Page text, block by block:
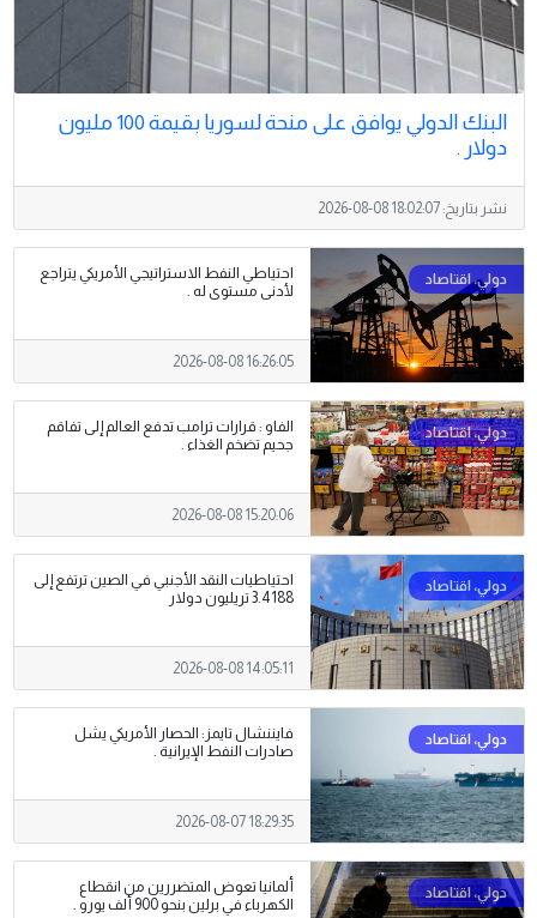
البنك الدولي يوافق على منحة لسوريا بقيمة 100 مليون
دولار .
نشر بتاريخ:2026-08-08 18:02:07
احتياطي النفط الاستراتيجي الأمريكي يتراجع
لأدنى مستوى له .
2026-08-08 16:26:05
الفاو : قرارات ترامب تدفع العالم إلى تفاقم
جحيم تضخم الغذاء .
2026-08-08 15:20:06
احتياطيات النقد الأجنبي في الصين ترتفع إلى
3.4188 تريليون دولار
2026-08-08 14:05:11
فايننشال تايمز: الحصار الأمريكي يشل
صادرات النفط الإيرانية .
2026-08-07 18:29:35
ألمانيا تعوض المتضررين من انقطاع
الكهرباء في برلين بنحو 900 ألف يورو .